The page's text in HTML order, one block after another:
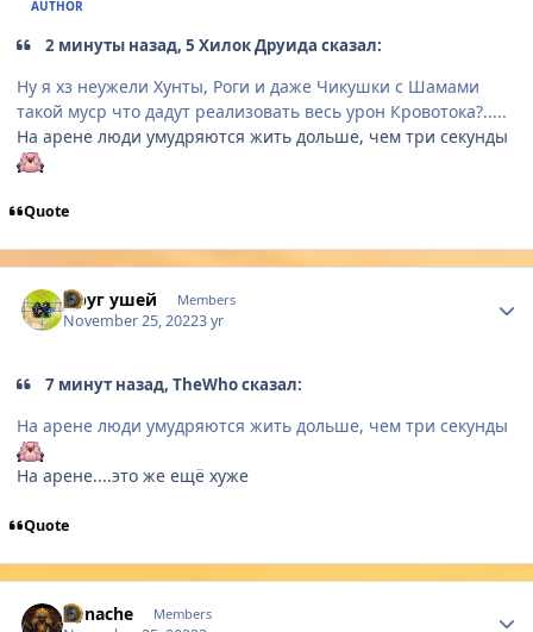
AUTHOR
2 минуты назад, 5 Хилок Друида сказал:
Ну я хз неужели Хунты, Роги и даже Чикушки с Шамами
такой муср что дадут реализовать весь урон Кровотока?.....
На арене люди умудряются жить дольше, чем три секунды
Quote
Друг ушей Members
November 25, 20223 yr
7 минут назад, TheWho сказал:
На арене люди умудряются жить дольше, чем три секунды
На арене....это же ещё хуже
Quote
Yunache Members